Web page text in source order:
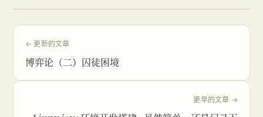
← 更新的文章
博弈论（二）囚徒困境
更早的文章 →